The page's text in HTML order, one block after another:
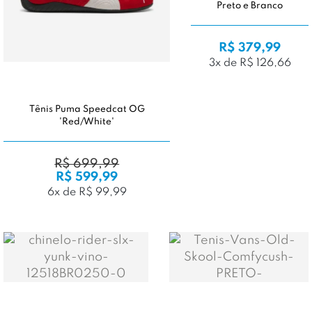
Tênis Puma Speedcat OG
'Red/White'
R$ 699,99
R$ 599,99
6x de R$ 99,99
Preto e Branco
R$ 379,99
3x de R$ 126,66